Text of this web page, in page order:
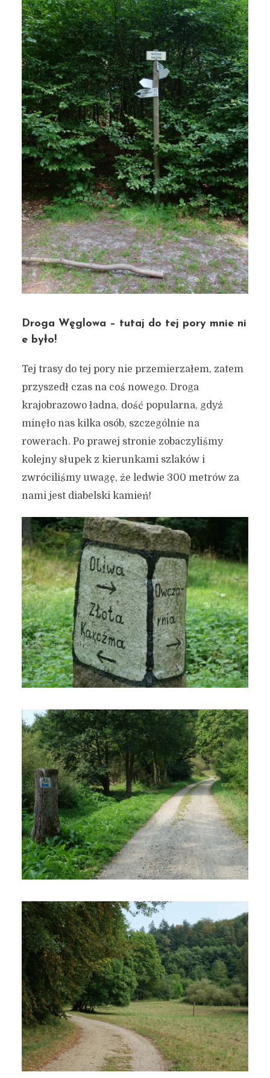
Droga Węglowa – tutaj do tej pory mnie ni
e było!
Tej trasy do tej pory nie przemierzałem, zatem
przyszedł czas na coś nowego. Droga
krajobrazowo ładna, dość popularna, gdyż
minęło nas kilka osób, szczególnie na
rowerach. Po prawej stronie zobaczyliśmy
kolejny słupek z kierunkami szlaków i
zwróciliśmy uwagę, że ledwie 300 metrów za
nami jest diabelski kamień!